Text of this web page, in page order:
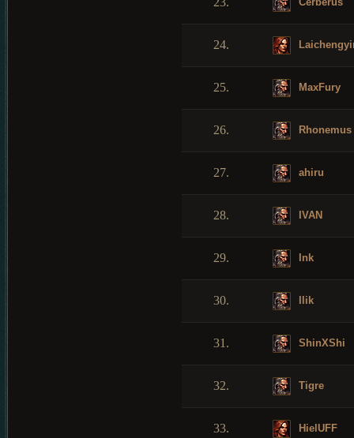
24.
25. MaxFury
26. Rhonemus
27. ahiru
28. IVAN
29. Ink
30. Ilik
31. ShinXShi
32. Tigre
33. HielUFF